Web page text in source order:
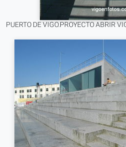
PUERTO DE VIGO.PROYECTO ABRIR